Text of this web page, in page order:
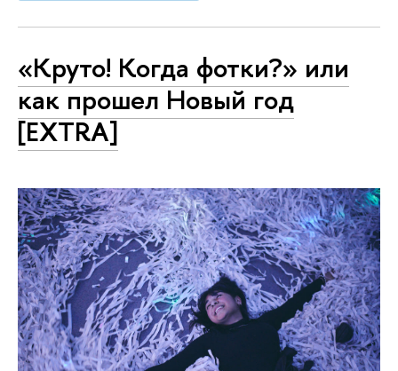
«Круто! Когда фотки?» или
как прошел Новый год
[EXTRA]